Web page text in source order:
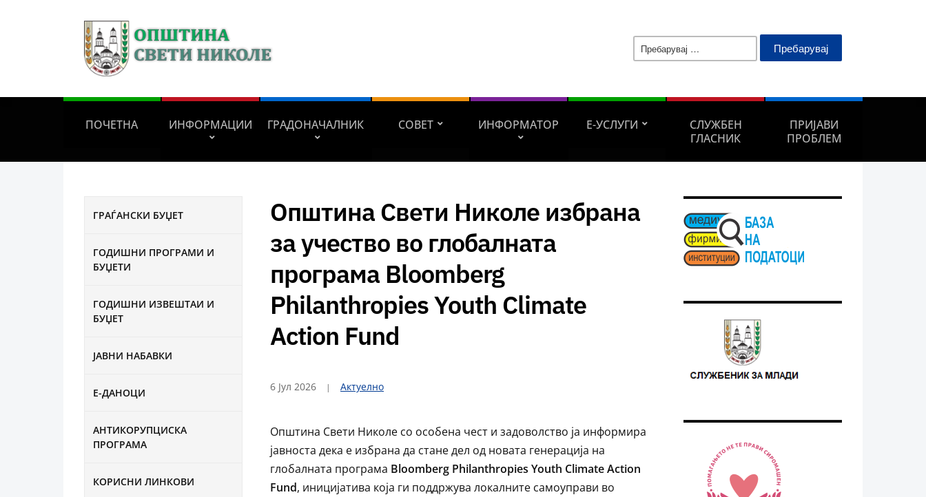
Пребарувај
ПОЧЕТНА ИНФОРМАЦИИ ГРАДОНАЧАЛНИК СОВЕТ ИНФОРМАТОР Е-УСЛУГИ
СЛУЖБЕН
ГЛАСНИК
ПРИЈАВИ
ПРОБЛЕМ
ГРАЃАНСКИ БУЏЕТ
ГОДИШНИ ПРОГРАМИ И
БУЏЕТИ
ГОДИШНИ ИЗВЕШТАИ И
БУЏЕТ
ЈАВНИ НАБАВКИ
Е-ДАНОЦИ
АНТИКОРУПЦИСКА
ПРОГРАМА
КОРИСНИ ЛИНКОВИ
Општина Свети Николе избрана
за учество во глобалната
програма Bloomberg
Philanthropies Youth Climate
Action Fund
6 Јул 2026 Актуелно
Општина Свети Николе со особена чест и задоволство ја информира
јавноста дека е избрана да стане дел од новата генерација на
глобалната програма Bloomberg Philanthropies Youth Climate Action
Fund, иницијатива која ги поддржува локалните самоуправи во